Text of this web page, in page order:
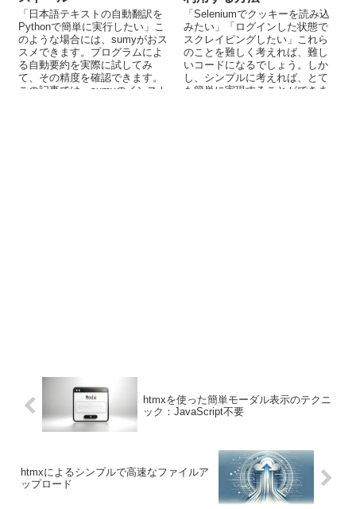
「日本語テキストの自動翻訳を
Pythonで簡単に実行したい」こ
のような場合には、sumyがおス
スメできます。プログラムによ
る自動要約を実際に試してみ
て、その精度を確認できます。
この記事では、sumyのインスト
「Seleniumでクッキーを読み込
みたい」「ログインした状態で
スクレイピングしたい」これら
のことを難しく考えれば、難し
いコードになるでしょう。しか
し、シンプルに考えれば、とて
も簡単に実現することができま
htmxを使った簡単モーダル表示のテクニ
ック：JavaScript不要
htmxによるシンプルで高速なファイルア
ップロード